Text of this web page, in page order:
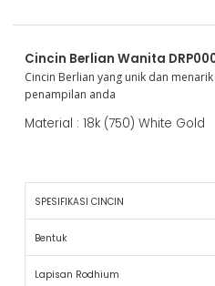
Cincin Berlian Wanita
Cincin Berlian yang unik dan
penampilan anda
Material : 18k (750) White Gold
SPESIFIKASI CINCIN
Bentuk
Lapisan Rodhium